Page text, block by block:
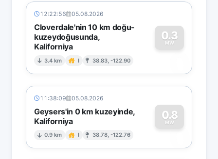
12:22:56 05.08.2026
Cloverdale'nin 10 km doğu-
kuzeydoğusunda,
Kaliforniya
3.4 km I 38.83, -122.90
0.3
MW
0
11:38:09 05.08.2026
Geysers'in 0 km kuzeyinde,
Kaliforniya
0.9 km I 38.78, -122.76
0.8
MW
0